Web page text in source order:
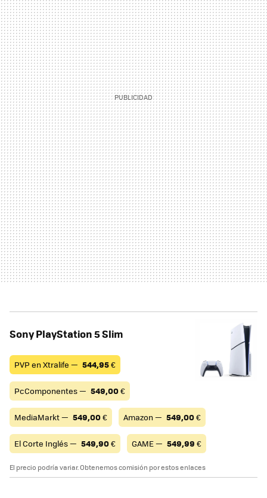
Sony PlayStation 5 Slim
PVP en Xtralife — 544,95€
PcComponentes — 549,00€
MediaMarkt — 549,00€ Amazon — 549,00€
El Corte Inglés — 549,90€ GAME — 549,99 €
El precio podría variar. Obtenemos comisión por estos enlaces